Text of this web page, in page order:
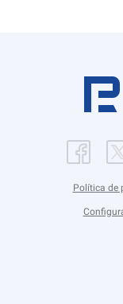
Política de